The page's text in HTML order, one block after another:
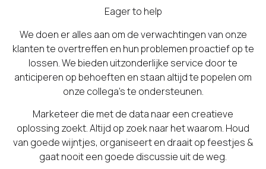
Eager to help
We doen er alles aan om de verwachtingen van onze
klanten te overtreffen en hun problemen proactief op te
lossen. We bieden uitzonderlijke service door te
anticiperen op behoeften en staan altijd te popelen om
onze collega’s te ondersteunen.
Marketeer die met de data naar een creatieve
oplossing zoekt. Altijd op zoek naar het waarom. Houd
van goede wijntjes, organiseert en draait op feestjes &
gaat nooit een goede discussie uit de weg.